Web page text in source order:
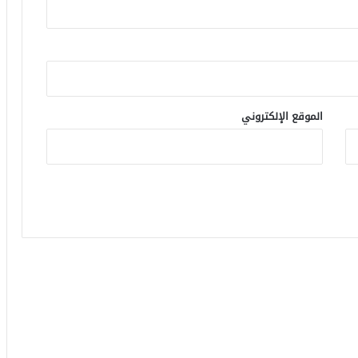
الموقع الإلكتروني